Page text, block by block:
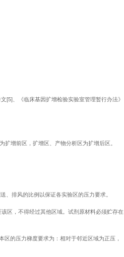
[5]、《临床基因扩增检验实验室管理暂行办法》
增前区，扩增区、产物分析区为扩增后区。
、排风的比例以保证各实验区的压力要求。
区，不得经过其他区域。试剂原材料必须贮存在
区的压力梯度要求为：相对于邻近区域为正压，